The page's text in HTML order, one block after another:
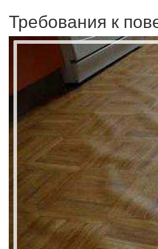
Требования к